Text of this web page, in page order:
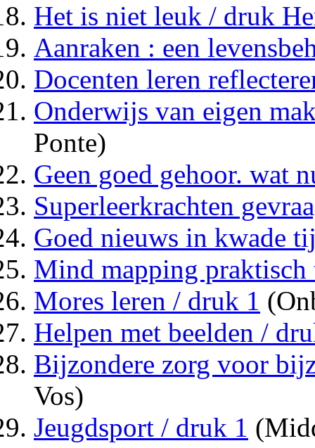
Het is niet leuk / druk
Aanraken : een
Docenten leren
Onderwijs van eigen
Ponte)
Geen goed gehoor. wat
Superleerkrachten
Goed nieuws in kwade
Mind mapping praktisch
Mores leren / druk 1
Helpen met beelden /
Bijzondere zorg voor
Vos)
Jeugdsport / druk 1